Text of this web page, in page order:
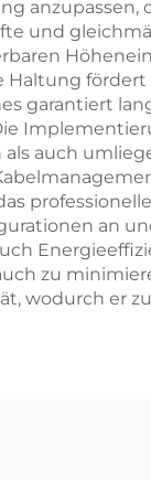
anzupassen,
und
Haltung
garantiert
als auch
an
zu
wodurch er